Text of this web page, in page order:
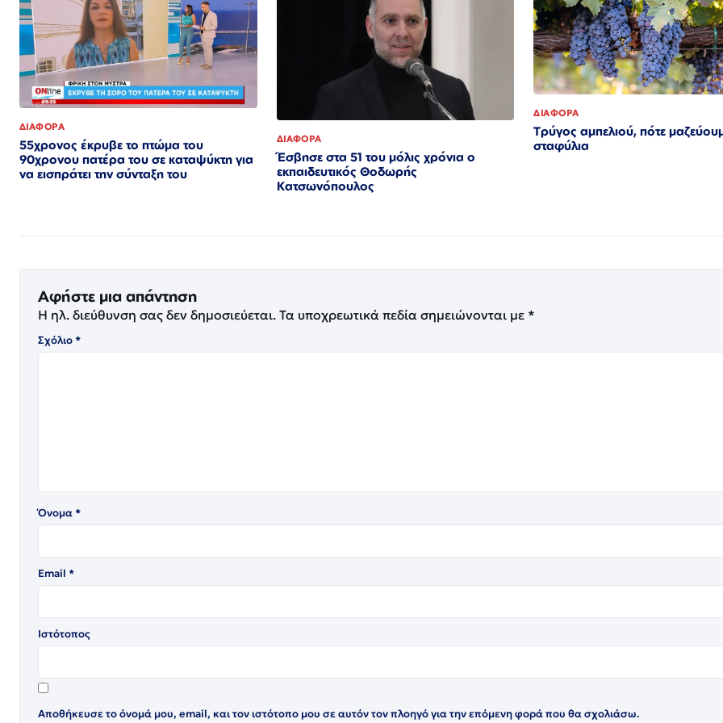
ΔΙΑΦΟΡΑ
55χρονος έκρυβε το πτώμα του
90χρονου πατέρα του σε καταψύκτη για
να εισπράτει την σύνταξη του
ΔΙΑΦΟΡΑ
Έσβησε στα 51 του μόλις χρόνια ο
εκπαιδευτικός Θοδωρής
Κατσωνόπουλος
ΔΙΑΦΟΡΑ
Τρύγος αμπελιού, πότε
σταφύλια
Αφήστε μια απάντηση
Η ηλ. διεύθυνση σας δεν δημοσιεύεται. Τα υποχρεωτικά πεδία σημειώνονται με *
Σχόλιο*
Όνομα*
Email *
Ιστότοπος
Αποθήκευσε το όνομά μου, email, και τον ιστότοπο μου σε αυτόν τον πλοηγό για την επόμενη φορά που θα σχολιάσω.